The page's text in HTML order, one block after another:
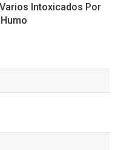
Intoxicados Por